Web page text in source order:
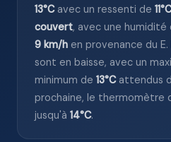
13°Cavec un ressenti de 11°C
couvert, avec une
9 km/h en provenance du
sont en baisse, avec un
minimum de 13°Cattendus
prochaine, le thermomètre
jusqu'à 14°C.